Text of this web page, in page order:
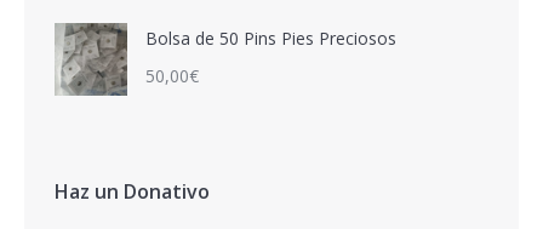
Bolsa de 50 Pins Pies Preciosos
50,00€
Haz un Donativo